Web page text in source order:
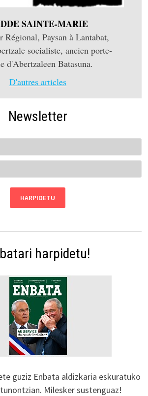
SAINTE-MARIE
Régional, Paysan à Lantabat,
socialiste, ancien porte-
d'Abertzaleen Batasuna.
D'autres articles
Newsletter
harpidetu!
guziz Enbata aldizkaria eskuratuko
Milesker sustenguaz!